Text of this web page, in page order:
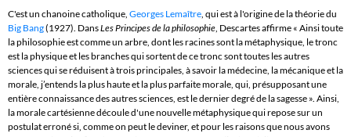
C'est un chanoine catholique, Georges Lemaître, qui est à l'origine de la théorie du
Big Bang(1927). DansLes Principes de la philosophie, Descartes affirme « Ainsi toute
la philosophie est comme un arbre, dont les racines sont la métaphysique, le tronc
est la physique et les branches qui sortent de ce tronc sont toutes les autres
sciences qui se réduisent à trois principales, à savoir la médecine, la mécanique et la
morale, j’entends la plus haute et la plus parfaite morale, qui, présupposant une
entière connaissance des autres sciences, est le dernier degré de la sagesse ». Ainsi,
la morale cartésienne découle d'une nouvelle métaphysique qui repose sur un
postulat erroné si, comme on peut le deviner, et pour les raisons que nous avons